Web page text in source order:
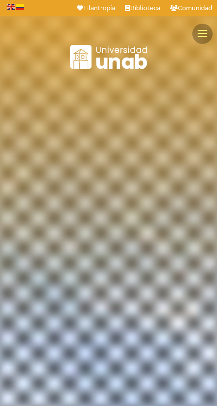
Filantropía Biblioteca Comunidad
Estudiantes Profesores Colaboradores Graduados